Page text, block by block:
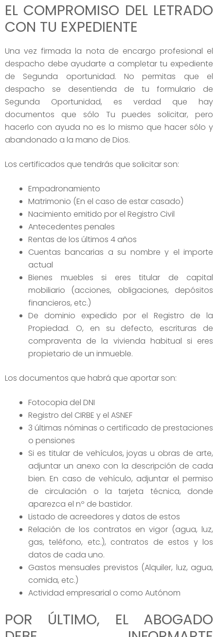
EL COMPROMISO DEL LETRADO
CON TU EXPEDIENTE
Una vez firmada la nota de encargo profesional el
despacho debe ayudarte a completar tu expediente
de Segunda oportunidad. No permitas que el
despacho se desentienda de tu formulario de
Segunda Oportunidad, es verdad que hay
documentos que sólo Tu puedes solicitar, pero
hacerlo con ayuda no es lo mismo que hacer sólo y
abandonado a la mano de Dios.
Los certificados que tendrás que solicitar son:
Empadronamiento
Matrimonio (En el caso de estar casado)
Nacimiento emitido por el Registro Civil
Antecedentes penales
Rentas de los últimos 4 años
Cuentas bancarias a su nombre y el importe
actual
Bienes muebles si eres titular de capital
mobiliario (acciones, obligaciones, depósitos
financieros, etc.)
De dominio expedido por el Registro de la
Propiedad. O, en su defecto, escrituras de
compraventa de la vivienda habitual si eres
propietario de un inmueble.
Los documentos que habrá que aportar son:
Fotocopia del DNI
Registro del CIRBE y el ASNEF
3 últimas nóminas o certificado de prestaciones
o pensiones
Si es titular de vehículos, joyas u obras de arte,
adjuntar un anexo con la descripción de cada
bien. En caso de vehículo, adjuntar el permiso
de circulación o la tarjeta técnica, donde
aparezca el nº de bastidor.
Listado de acreedores y datos de estos
Relación de los contratos en vigor (agua, luz,
gas, teléfono, etc.), contratos de estos y los
datos de cada uno.
Gastos mensuales previstos (Alquiler, luz, agua,
comida, etc.)
Actividad empresarial o como Autónom
POR ÚLTIMO, EL ABOGADO